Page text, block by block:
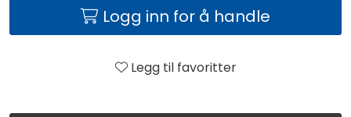
Logg inn for å handle
Legg til favoritter